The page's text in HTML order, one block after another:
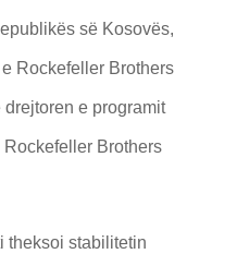
së Kosovës,
Rockefeller Brothers
e programit
Brothers
theksoi stabilitetin